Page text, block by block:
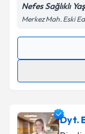
Nefes Sağlıklı
Merkez Mah. Eski
Dyt.